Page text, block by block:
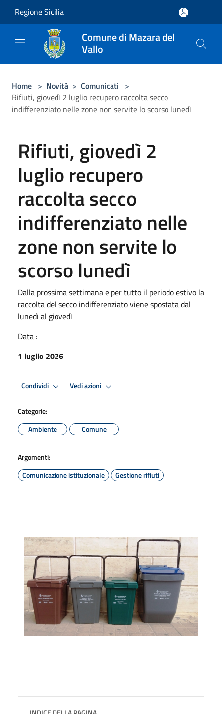
Regione Sicilia
Comune di Mazara del
Vallo
Home > Novità > Comunicati >
Rifiuti, giovedì 2 luglio recupero raccolta secco
indifferenziato nelle zone non servite lo scorso lunedì
Rifiuti, giovedì 2
luglio recupero
raccolta secco
indifferenziato nelle
zone non servite lo
scorso lunedì
Dalla prossima settimana e per tutto il periodo estivo la
raccolta del secco indifferenziato viene spostata dal
lunedì al giovedì
Data :
1 luglio 2026
Condividi Vedi azioni
Categorie:
Ambiente
Comune
Argomenti:
Comunicazione istituzionale
Gestione rifiuti